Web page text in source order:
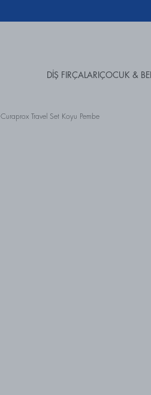
DİŞ FIRÇALARI ÇOCUK &
Curaprox Travel Set Koyu Pembe